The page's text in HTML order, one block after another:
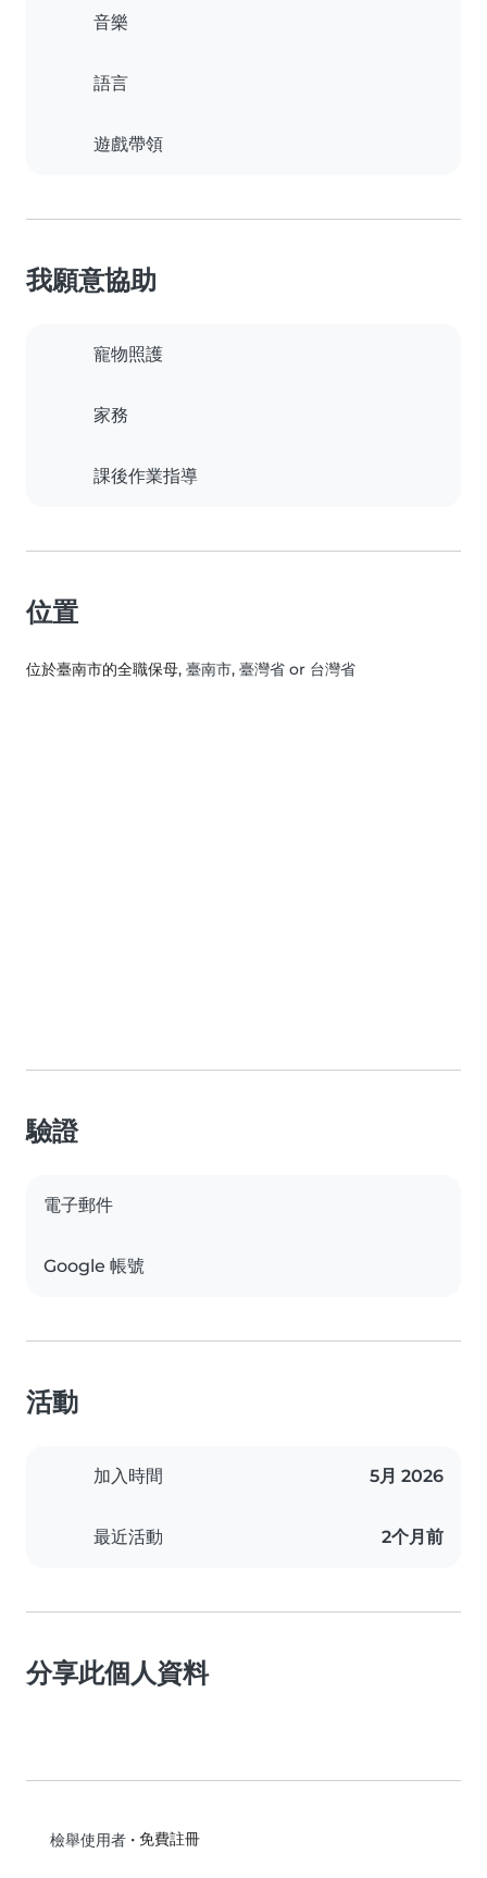
音樂
語言
遊戲帶領
我願意協助
寵物照護
家務
課後作業指導
位置
位於臺南市的全職保母, 臺南市, 臺灣省 or 台灣省
驗證
電子郵件
Google 帳號
活動
加入時間 5月 2026
最近活動 2个月前
分享此個人資料
檢舉使用者• 免費註冊